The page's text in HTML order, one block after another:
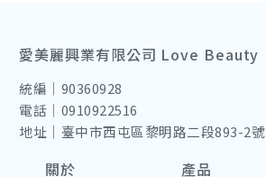
愛美麗興業有限公司 Love Beauty
統編｜90360928
電話｜0910922516
地址｜臺中市西屯區黎明路二段893-2號
關於 產品